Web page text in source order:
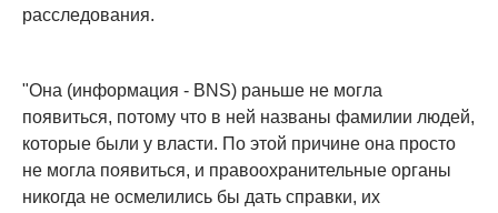
расследования.
"Она (информация - BNS) раньше не могла
появиться, потому что в ней названы фамилии людей,
которые были у власти. По этой причине она просто
не могла появиться, и правоохранительные органы
никогда не осмелились бы дать справки, их